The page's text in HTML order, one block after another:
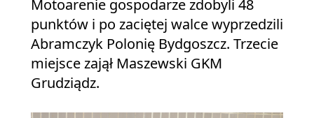
Motoarenie gospodarze zdobyli 48
punktów i po zaciętej walce wyprzedzili
Abramczyk Polonię Bydgoszcz. Trzecie
miejsce zajął Maszewski GKM
Grudziądz.